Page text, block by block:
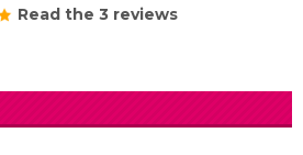
Read the 3 reviews